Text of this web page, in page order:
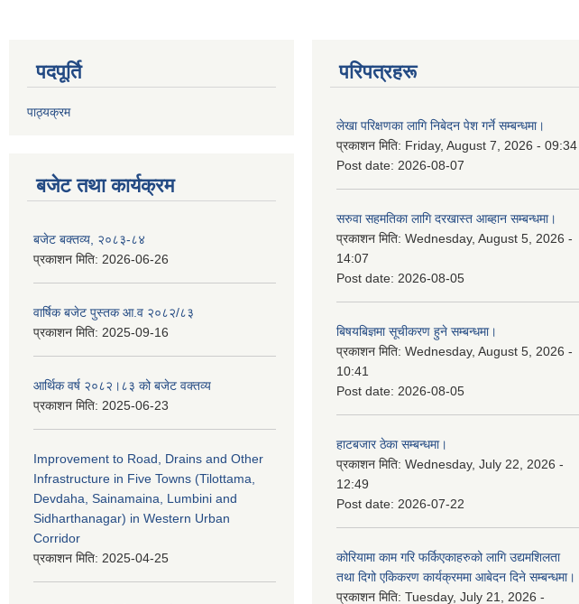
पदपूर्ति
पाठ्यक्रम
बजेट तथा कार्यक्रम
बजेट बक्तव्य, २०८३-८४
प्रकाशन मिति: 2026-06-26
वार्षिक बजेट पुस्तक आ.व २०८२/८३
प्रकाशन मिति: 2025-09-16
आर्थिक वर्ष २०८२।८३ को बजेट वक्तव्य
प्रकाशन मिति: 2025-06-23
Improvement to Road, Drains and Other
Infrastructure in Five Towns (Tilottama,
Devdaha, Sainamaina, Lumbini and
Sidharthanagar) in Western Urban
Corridor
प्रकाशन मिति: 2025-04-25
परिपत्रहरू
लेखा परिक्षणका लागि निबेदन पेश गर्ने सम्बन्धमा।
प्रकाशन मिति: Friday, August 7, 2026 - 09:34
Post date: 2026-08-07
सरुवा सहमतिका लागि दरखास्त आब्हान सम्बन्धमा।
प्रकाशन मिति: Wednesday, August 5, 2026 -
14:07
Post date: 2026-08-05
बिषयबिज्ञमा सूचीकरण हुने सम्बन्धमा।
प्रकाशन मिति: Wednesday, August 5, 2026 -
10:41
Post date: 2026-08-05
हाटबजार ठेका सम्बन्धमा।
प्रकाशन मिति: Wednesday, July 22, 2026 -
12:49
Post date: 2026-07-22
कोरियामा काम गरि फर्किएकाहरुको लागि उद्यमशिलता
तथा दिगो एकिकरण कार्यक्रममा आबेदन दिने सम्बन्धमा।
प्रकाशन मिति: Tuesday, July 21, 2026 -